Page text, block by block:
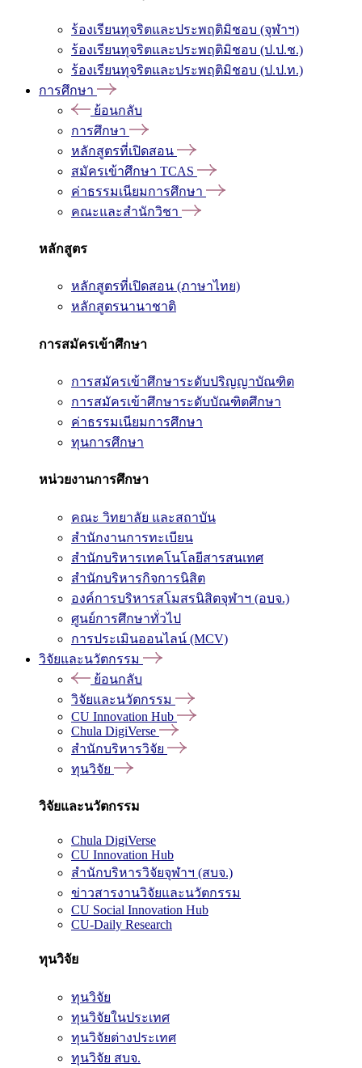
ร้องเรียนทุจริตและประพฤติมิชอบ (จุฬาฯ)
ร้องเรียนทุจริตและประพฤติมิชอบ (ป.ป.ช.)
ร้องเรียนทุจริตและประพฤติมิชอบ (ป.ป.ท.)
การศึกษา
ย้อนกลับ
การศึกษา
หลักสูตรที่เปิดสอน
สมัครเข้าศึกษา TCAS
ค่าธรรมเนียมการศึกษา
คณะและสำนักวิชา
หลักสูตร
หลักสูตรที่เปิดสอน (ภาษาไทย)
หลักสูตรนานาชาติ
การสมัครเข้าศึกษา
การสมัครเข้าศึกษาระดับปริญญาบัณฑิต
การสมัครเข้าศึกษาระดับบัณฑิตศึกษา
ค่าธรรมเนียมการศึกษา
ทุนการศึกษา
หน่วยงานการศึกษา
คณะ วิทยาลัย และสถาบัน
สำนักงานการทะเบียน
สำนักบริหารเทคโนโลยีสารสนเทศ
สำนักบริหารกิจการนิสิต
องค์การบริหารสโมสรนิสิตจุฬาฯ (อบจ.)
ศูนย์การศึกษาทั่วไป
การประเมินออนไลน์ (MCV)
วิจัยและนวัตกรรม
ย้อนกลับ
วิจัยและนวัตกรรม
CU Innovation Hub
Chula DigiVerse
สำนักบริหารวิจัย
ทุนวิจัย
วิจัยและนวัตกรรม
Chula DigiVerse
CU Innovation Hub
สำนักบริหารวิจัยจุฬาฯ (สบจ.)
ข่าวสารงานวิจัยและนวัตกรรม
CU Social Innovation Hub
CU-Daily Research
ทุนวิจัย
ทุนวิจัย
ทุนวิจัยในประเทศ
ทุนวิจัยต่างประเทศ
ทุนวิจัย สบจ.